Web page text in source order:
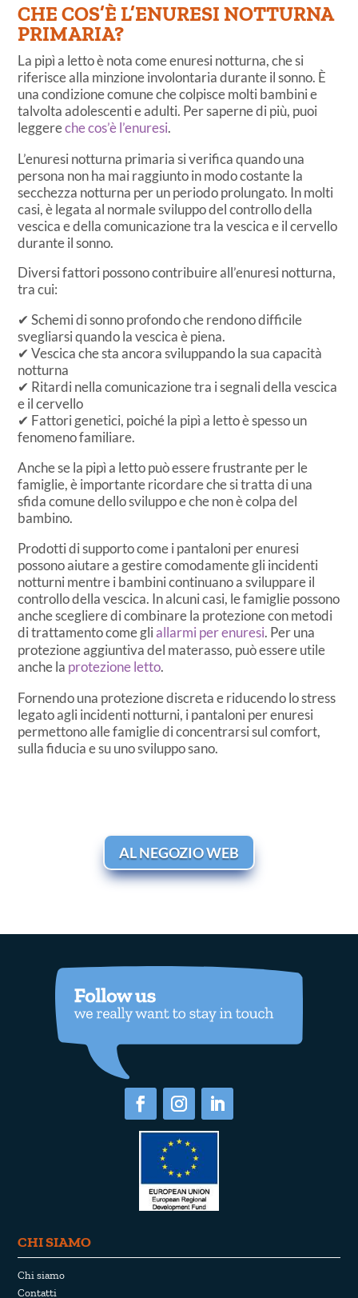
CHE COS’È L’ENURESI NOTTURNA
PRIMARIA?
La pipì a letto è nota come enuresi notturna, che si
riferisce alla minzione involontaria durante il sonno. È
una condizione comune che colpisce molti bambini e
talvolta adolescenti e adulti. Per saperne di più, puoi
leggereche cos’è l’enuresi.
L’enuresi notturna primaria si verifica quando una
persona non ha mai raggiunto in modo costante la
secchezza notturna per un periodo prolungato. In molti
casi, è legata al normale sviluppo del controllo della
vescica e della comunicazione tra la vescica e il cervello
durante il sonno.
Diversi fattori possono contribuire all’enuresi notturna,
tra cui:
✔ Schemi di sonno profondo che rendono difficile
svegliarsi quando la vescica è piena.
✔ Vescica che sta ancora sviluppando la sua capacità
notturna
✔ Ritardi nella comunicazione tra i segnali della vescica
e il cervello
✔ Fattori genetici, poiché la pipì a letto è spesso un
fenomeno familiare.
Anche se la pipì a letto può essere frustrante per le
famiglie, è importante ricordare che si tratta di una
sfida comune dello sviluppo e che non è colpa del
bambino.
Prodotti di supporto come i pantaloni per enuresi
possono aiutare a gestire comodamente gli incidenti
notturni mentre i bambini continuano a sviluppare il
controllo della vescica. In alcuni casi, le famiglie possono
anche scegliere di combinare la protezione con metodi
di trattamento come gliallarmi per enuresi. Per una
protezione aggiuntiva del materasso, può essere utile
anche la protezione letto.
Fornendo una protezione discreta e riducendo lo stress
legato agli incidenti notturni, i pantaloni per enuresi
permettono alle famiglie di concentrarsi sul comfort,
sulla fiducia e su uno sviluppo sano.
AL NEGOZIO WEB
CHI SIAMO
Chi siamo
Contatti